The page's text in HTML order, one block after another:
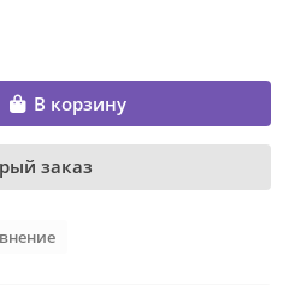
В корзину
заказ